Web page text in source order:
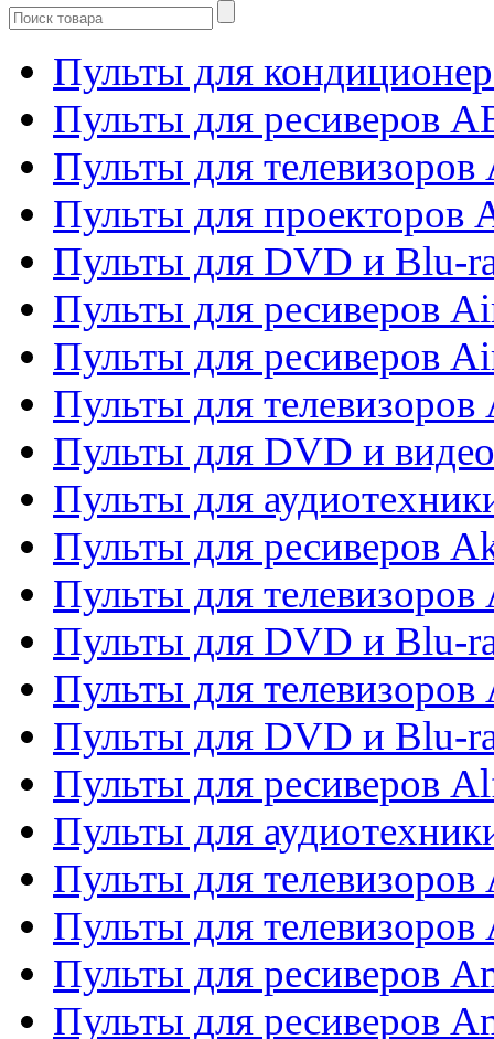
Пульты для
Пульты для ресиверов
Пульты для телевизоров
Пульты для проекторов
Пульты для DVD и Blu-
Пульты для ресиверов
Пульты для ресиверов
Пульты для телевизоров
Пульты для DVD и
Пульты для
Пульты для ресиверов
Пульты для телевизоров
Пульты для DVD и Blu-
Пульты для
Пульты для DVD и Blu-
Пульты для ресиверов
Пульты для
Пульты для
Пульты для
Пульты для ресиверов
Пульты для ресиверов